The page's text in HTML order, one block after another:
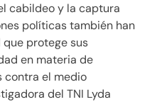
cabildeo y la captura
políticas también han
protege sus
en materia de
contra el medio
del TNI Lyda